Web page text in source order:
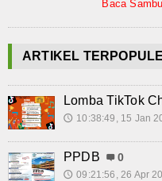
Baca
ARTIKEL
Lomba TikTok
🕔 10:38:49, 15 Jan
PPDB 0
🕔 09:21:56, 26 Apr